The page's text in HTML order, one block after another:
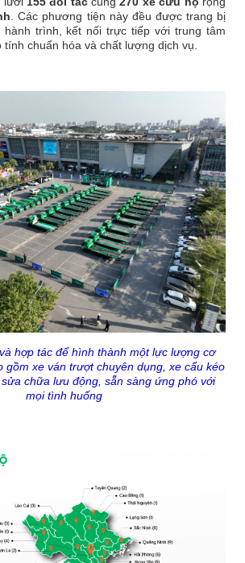
. Các phương tiện này đều được trang bị
hành trình, kết nối trực tiếp với trung tâm
chuẩn hóa và chất lượng dịch vụ.
hợp tác để hình thành một lực lượng cơ
gồm xe ván trượt chuyên dụng, xe cẩu kéo
chữa lưu động, sẵn sàng ứng phó với
mọi tình huống